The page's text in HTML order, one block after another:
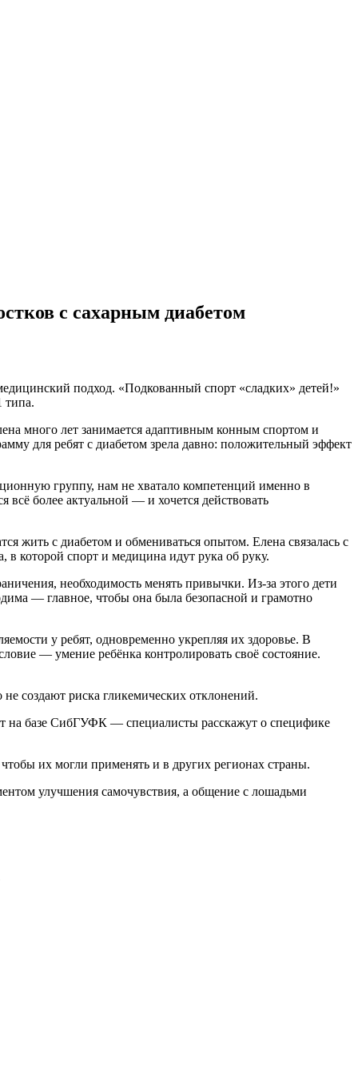
с сахарным диабетом
подход. «Подкованный спорт «сладких» детей!»
типа.
много лет занимается адаптивным конным спортом и
для ребят с диабетом зрела давно: положительный эффект
группу, нам не хватало компетенций именно в
всё более актуальной — и хочется действовать
жить с диабетом и обмениваться опытом. Елена связалась с
в которой спорт и медицина идут рука об руку.
необходимость менять привычки. Из‑за этого дети
— главное, чтобы она была безопасной и грамотно
у ребят, одновременно укрепляя их здоровье. В
— умение ребёнка контролировать своё состояние.
не создают риска гликемических отклонений.
на базе СибГУФК — специалисты расскажут о специфике
чтобы их могли применять и в других регионах страны.
улучшения самочувствия, а общение с лошадьми